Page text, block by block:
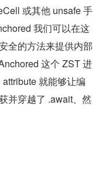
或其他 unsafe 手
我们可以在这
全的方法来提供内部
这个 ZST 进
就能够让编
并穿越了 .await、然